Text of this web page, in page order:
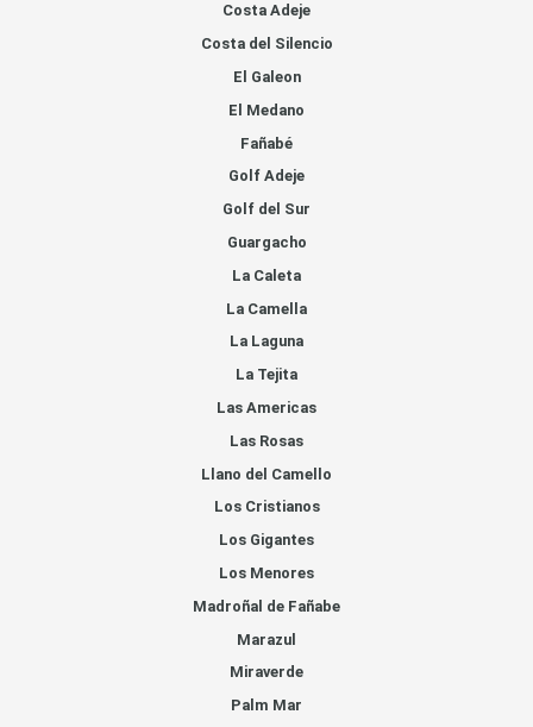
Costa Adeje
Costa del Silencio
El Galeon
El Medano
Fañabé
Golf Adeje
Golf del Sur
Guargacho
La Caleta
La Camella
La Laguna
La Tejita
Las Americas
Las Rosas
Llano del Camello
Los Cristianos
Los Gigantes
Los Menores
Madroñal de Fañabe
Marazul
Miraverde
Palm Mar